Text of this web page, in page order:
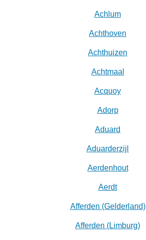
Achlum
Achthoven
Achthuizen
Achtmaal
Acquoy
Adorp
Aduard
Aduarderzijl
Aerdenhout
Aerdt
Afferden (Gelderland)
Afferden (Limburg)